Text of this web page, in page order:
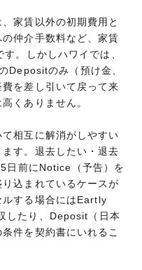
家賃以外の初期費用と
仲介手数料など、家賃
。しかしハワイでは、
Depositのみ（預け金、
を差し引いて戻って来
くありません。
相互に解消がしやすい
す。退去したい・退去
日前にNotice（予告）を
込まれているケースが
ルする場合にはEartly
したり、Deposit（日本
件を契約書にいれるこ